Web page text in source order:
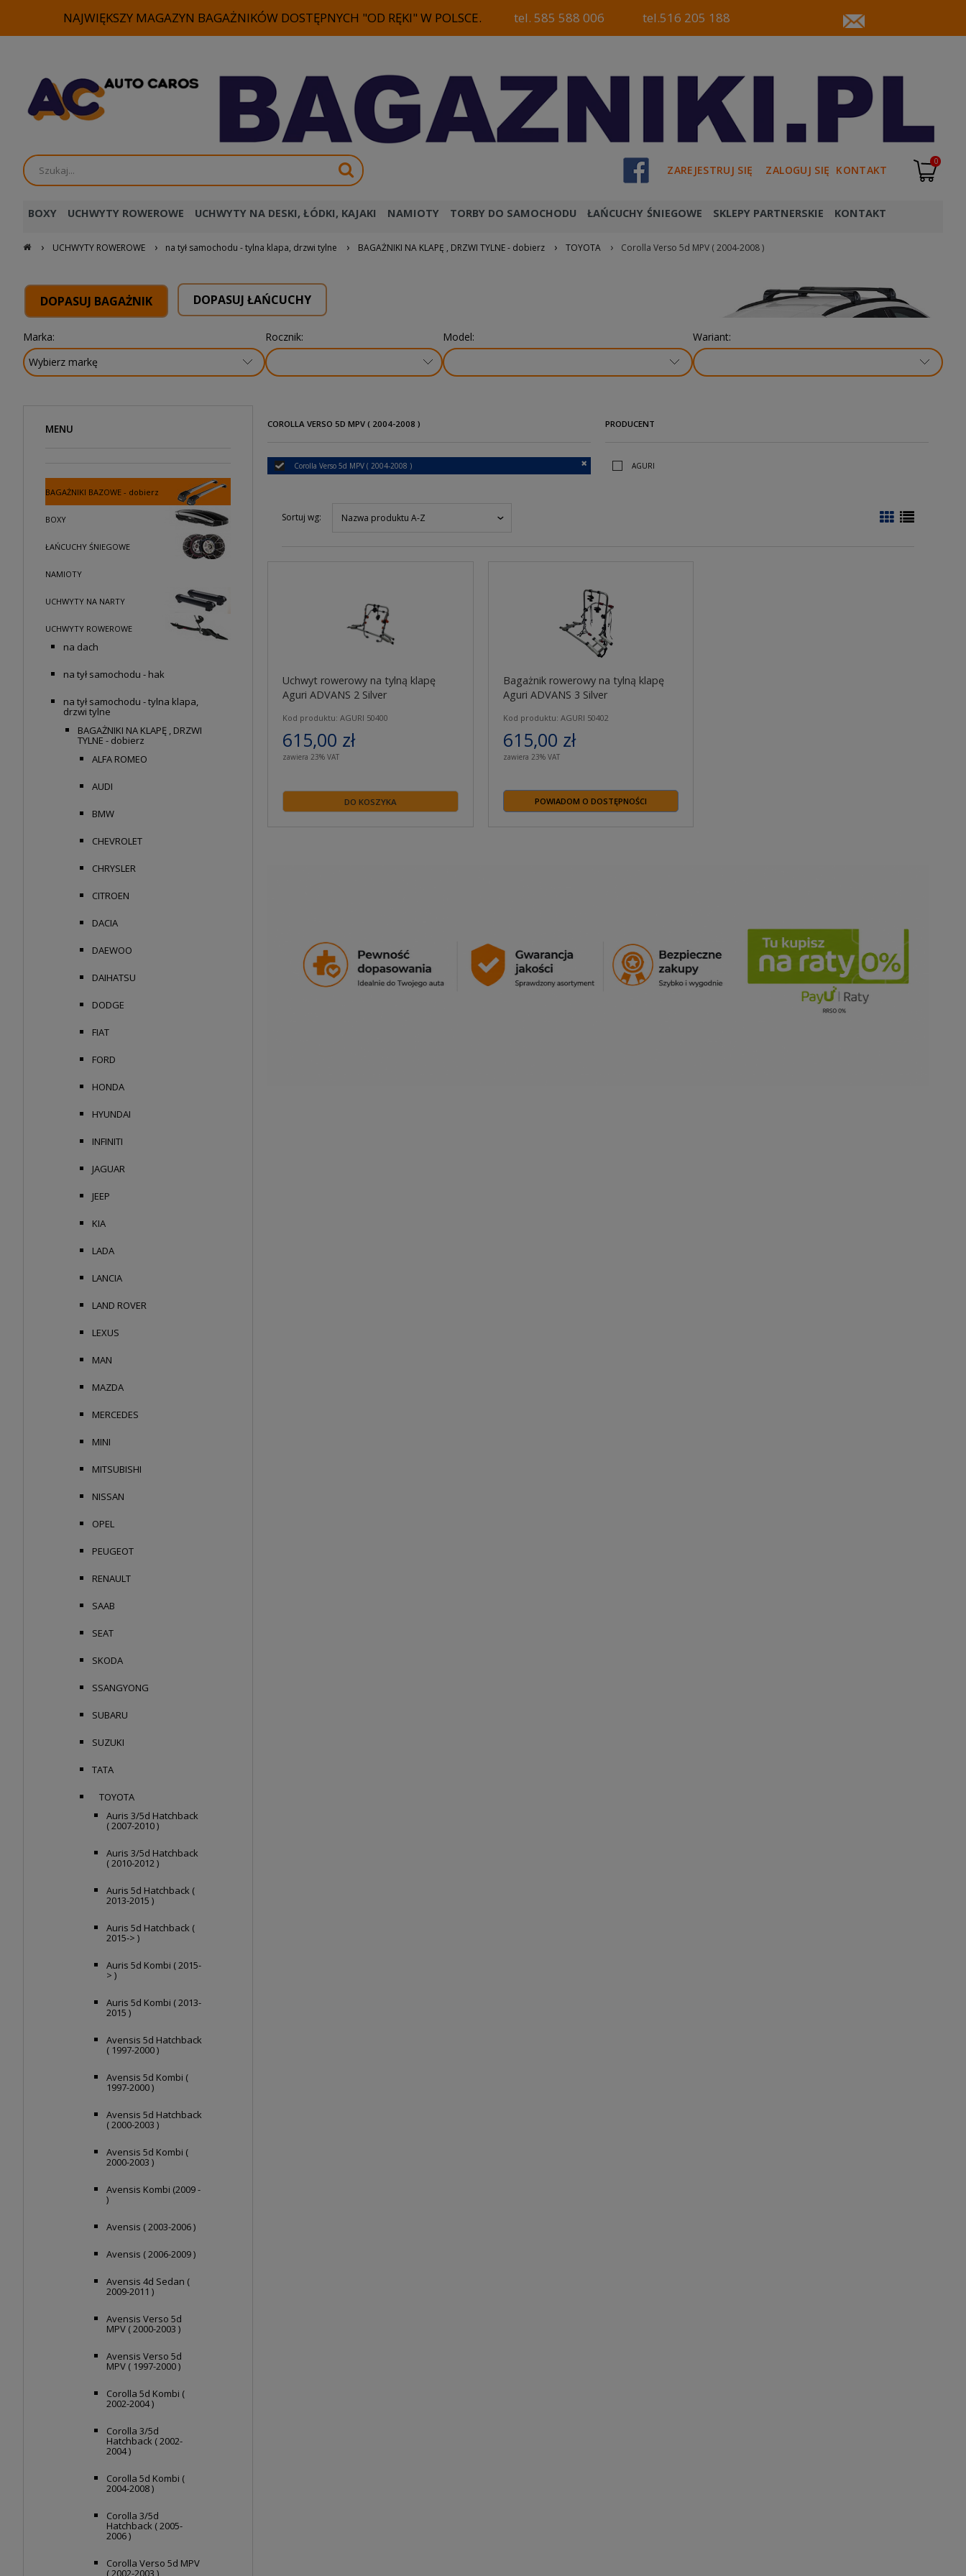
NAJWIĘKSZY MAGAZYN BAGAŻNIKÓW DOSTĘPNYCH "OD RĘKI" W POLSCE. tel. 585 588 006 tel.516 205 188
ZAREJESTRUJ SIĘ ZALOGUJ SIĘ KONTAKT
0
BOXY UCHWYTY ROWEROWE UCHWYTY NA DESKI, ŁÓDKI, KAJAKI NAMIOTY TORBY DO SAMOCHODU ŁAŃCUCHY ŚNIEGOWE SKLEPY PARTNERSKIE KONTAKT
› UCHWYTY ROWEROWE › na tył samochodu - tylna klapa, drzwi tylne › BAGAŻNIKI NA KLAPĘ , DRZWI TYLNE - dobierz › TOYOTA › Corolla Verso 5d MPV ( 2004-2008 )
DOPASUJ BAGAŻNIK DOPASUJ ŁAŃCUCHY
Marka: Rocznik: Model: Wariant:
MENU
BAGAŻNIKI BAZOWE - dobierz
BOXY
ŁAŃCUCHY ŚNIEGOWE
NAMIOTY
UCHWYTY NA NARTY
UCHWYTY ROWEROWE
na dach
na tył samochodu - hak
na tył samochodu - tylna klapa,
drzwi tylne
BAGAŻNIKI NA KLAPĘ , DRZWI
TYLNE - dobierz
ALFA ROMEO
AUDI
BMW
CHEVROLET
CHRYSLER
CITROEN
DACIA
DAEWOO
DAIHATSU
DODGE
FIAT
FORD
HONDA
HYUNDAI
INFINITI
JAGUAR
JEEP
KIA
LADA
LANCIA
LAND ROVER
LEXUS
MAN
MAZDA
MERCEDES
MINI
MITSUBISHI
NISSAN
OPEL
PEUGEOT
RENAULT
SAAB
SEAT
SKODA
SSANGYONG
SUBARU
SUZUKI
TATA
TOYOTA
Auris 3/5d Hatchback
( 2007-2010 )
Auris 3/5d Hatchback
( 2010-2012 )
Auris 5d Hatchback (
2013-2015 )
Auris 5d Hatchback (
2015-> )
Auris 5d Kombi ( 2015-
> )
Auris 5d Kombi ( 2013-
2015 )
Avensis 5d Hatchback
( 1997-2000 )
Avensis 5d Kombi (
1997-2000 )
Avensis 5d Hatchback
( 2000-2003 )
Avensis 5d Kombi (
2000-2003 )
Avensis Kombi (2009 -
)
Avensis ( 2003-2006 )
Avensis ( 2006-2009 )
Avensis 4d Sedan (
2009-2011 )
Avensis Verso 5d
MPV ( 2000-2003 )
Avensis Verso 5d
MPV ( 1997-2000 )
Corolla 5d Kombi (
2002-2004 )
Corolla 3/5d
Hatchback ( 2002-
2004 )
Corolla 5d Kombi (
2004-2008 )
Corolla 3/5d
Hatchback ( 2005-
2006 )
Corolla Verso 5d MPV
( 2002-2003 )
COROLLA VERSO 5D MPV ( 2004-2008 )
Corolla Verso 5d MPV ( 2004-2008 )
PRODUCENT
AGURI
Sortuj wg: Nazwa produktu A-Z
Uchwyt rowerowy na tylną klapę
Aguri ADVANS 2 Silver
Kod produktu: AGURI 50400
615,00 zł
zawiera 23% VAT
DO KOSZYKA
Bagażnik rowerowy na tylną klapę
Aguri ADVANS 3 Silver
Kod produktu: AGURI 50402
615,00 zł
zawiera 23% VAT
POWIADOM O DOSTĘPNOŚCI